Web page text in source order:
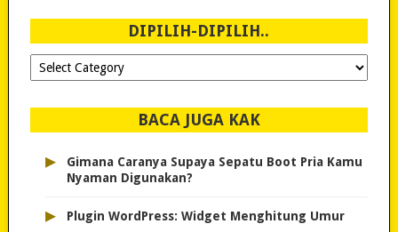
DIPILIH-DIPILIH..
Dipilih-
dipilih..
BACA JUGA KAK
▸
Gimana Caranya Supaya Sepatu Boot Pria Kamu
Nyaman Digunakan?
▸ Plugin WordPress: Widget Menghitung Umur